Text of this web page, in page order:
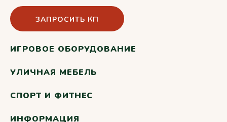
ЗАПРОСИТЬ КП
ИГРОВОЕ ОБОРУДОВАНИЕ
УЛИЧНАЯ МЕБЕЛЬ
СПОРТ И ФИТНЕС
ИНФОРМАЦИЯ